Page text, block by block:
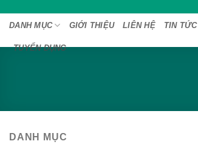
qua
dung
DANH MỤC GIỚI THIỆU LIÊN HỆ TIN TỨC
TUYỂN DỤNG
DANH MỤC